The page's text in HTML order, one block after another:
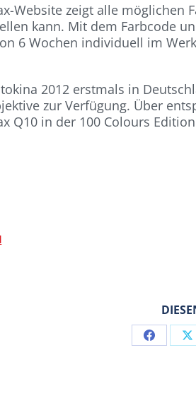
Website zeigt alle möglichen
kann. Mit dem Farbcode
6 Wochen individuell im
2012 erstmals in
zur Verfügung. Über
Q10 in der 100 Colours
Share